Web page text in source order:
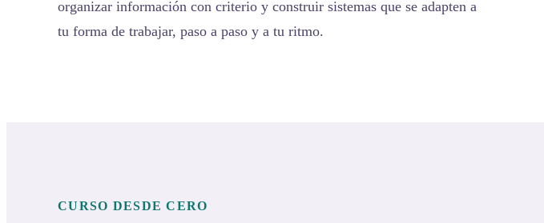
organizar información con criterio y construir sistemas que se adapten a
tu forma de trabajar, paso a paso y a tu ritmo.
CURSO DESDE CERO